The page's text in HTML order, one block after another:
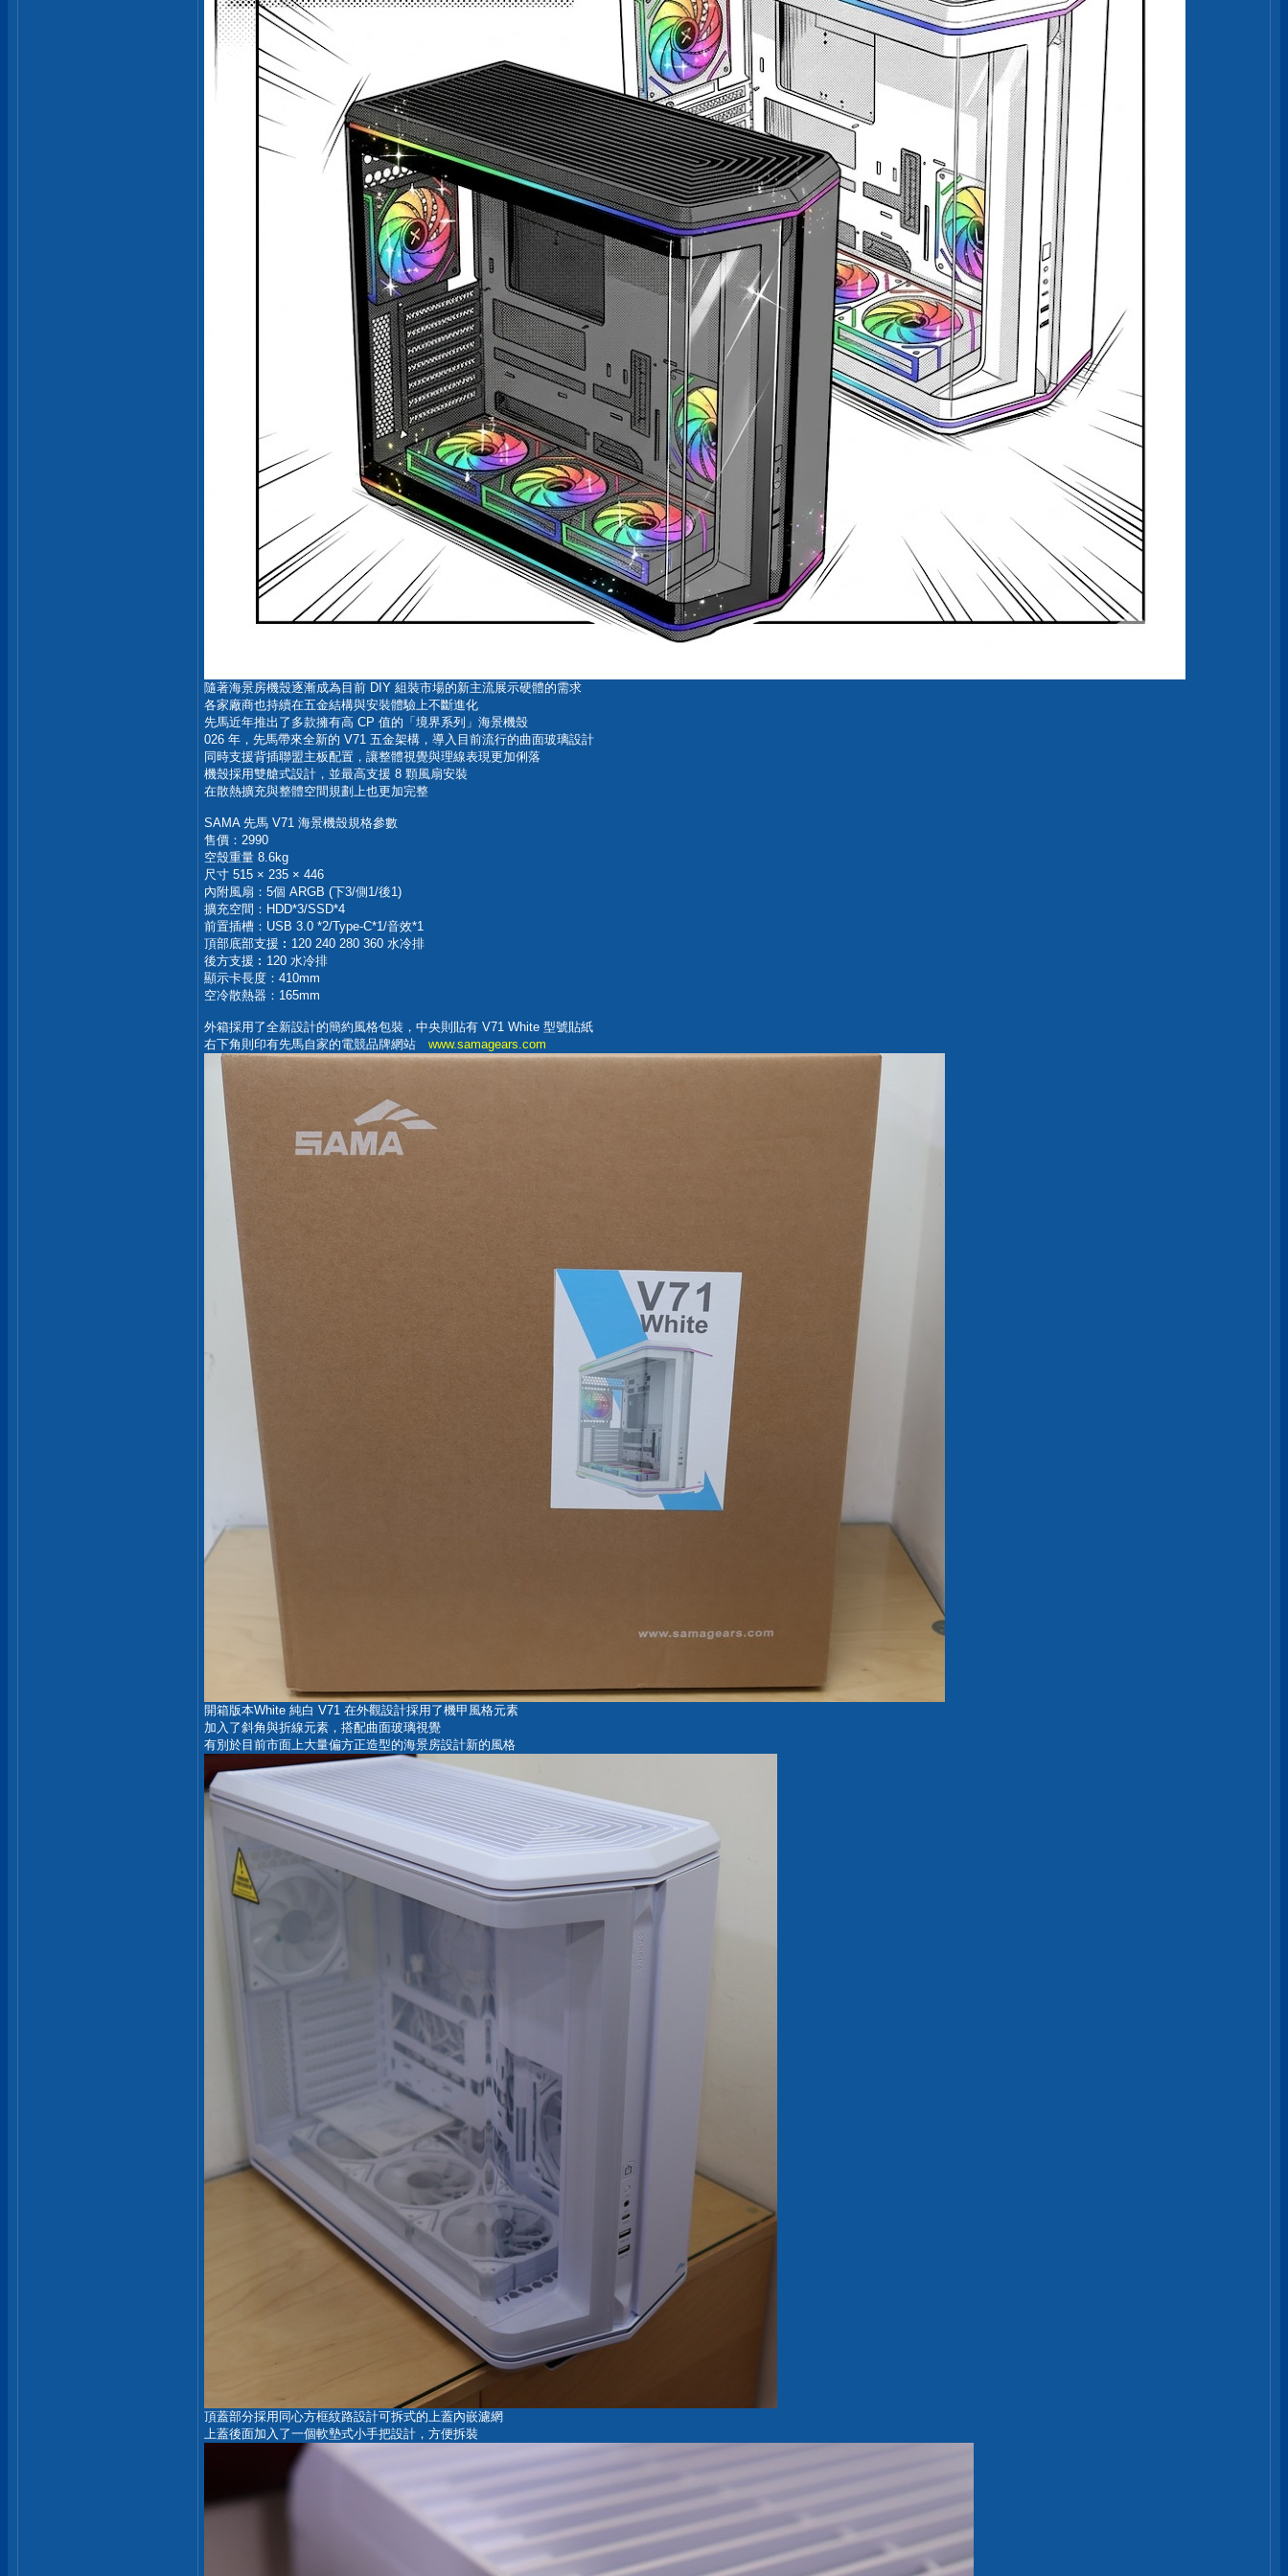
隨著海景房機殼逐漸成為目前 DIY 組裝市場的新主流展示硬體的需求
各家廠商也持續在五金結構與安裝體驗上不斷進化
先馬近年推出了多款擁有高 CP 值的「境界系列」海景機殼
026 年，先馬帶來全新的 V71 五金架構，導入目前流行的曲面玻璃設計
同時支援背插聯盟主板配置，讓整體視覺與理線表現更加俐落
機殼採用雙艙式設計，並最高支援 8 顆風扇安裝
在散熱擴充與整體空間規劃上也更加完整
SAMA 先馬 V71 海景機殼規格參數
售價：2990
空殼重量 8.6kg
尺寸 515 × 235 × 446
內附風扇：5個 ARGB (下3/側1/後1)
擴充空間：HDD*3/SSD*4
前置插槽：USB 3.0 *2/Type-C*1/音效*1
頂部底部支援︰120 240 280 360 水冷排
後方支援︰120 水冷排
顯示卡長度：410mm
空冷散熱器：165mm
外箱採用了全新設計的簡約風格包裝，中央則貼有 V71 White 型號貼紙
右下角則印有先馬自家的電競品牌網站 www.samagears.com
開箱版本White 純白 V71 在外觀設計採用了機甲風格元素
加入了斜角與折線元素，搭配曲面玻璃視覺
有別於目前市面上大量偏方正造型的海景房設計新的風格
頂蓋部分採用同心方框紋路設計可拆式的上蓋內嵌濾網
上蓋後面加入了一個軟墊式小手把設計，方便拆裝